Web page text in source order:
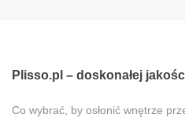
Plisso.pl – doskonałej
Co wybrać, by osłonić wnętrze